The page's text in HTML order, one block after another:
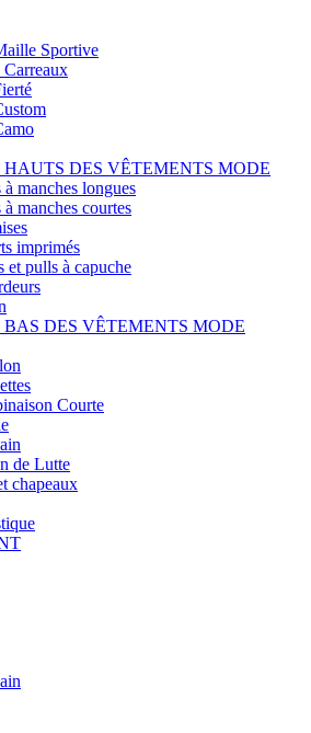
Sportive
HAUTS DES VÊTEMENTS MODE
à manches longues
à manches courtes
imprimés
et pulls à capuche
BAS DES VÊTEMENTS MODE
Courte
de Lutte
chapeaux